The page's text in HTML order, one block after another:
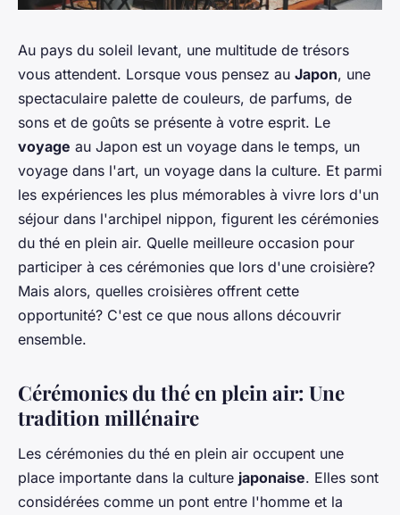
Au pays du soleil levant, une multitude de trésors
vous attendent. Lorsque vous pensez au Japon, une
spectaculaire palette de couleurs, de parfums, de
sons et de goûts se présente à votre esprit. Le
voyage au Japon est un voyage dans le temps, un
voyage dans l'art, un voyage dans la culture. Et parmi
les expériences les plus mémorables à vivre lors d'un
séjour dans l'archipel nippon, figurent les cérémonies
du thé en plein air. Quelle meilleure occasion pour
participer à ces cérémonies que lors d'une croisière?
Mais alors, quelles croisières offrent cette
opportunité? C'est ce que nous allons découvrir
ensemble.
Cérémonies du thé en plein air: Une
tradition millénaire
Les cérémonies du thé en plein air occupent une
place importante dans la culture japonaise. Elles sont
considérées comme un pont entre l'homme et la